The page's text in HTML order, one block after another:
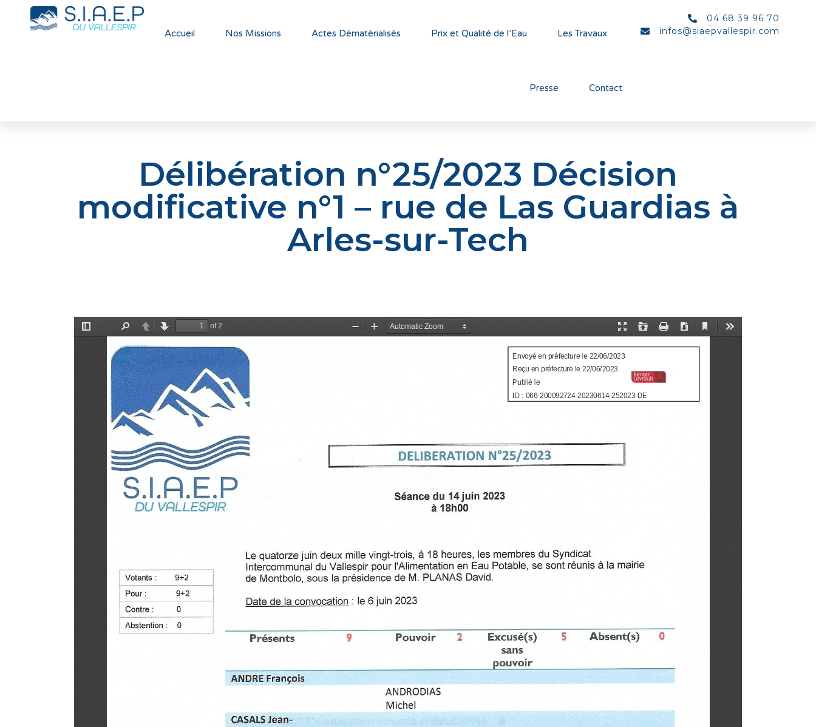
Accueil Nos Missions Actes Dématérialisés Prix et Qualité de l’Eau Les Travaux
Presse Contact
04 68 39 96 70
infos@siaepvallespir.com
Délibération n°25/2023 Décision
modificative n°1 – rue de Las Guardias à
Arles-sur-Tech